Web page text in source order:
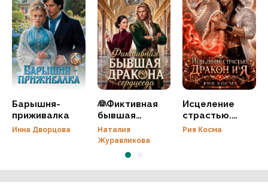
Барышня-
приживалка
Инна Дворцова
👰Фиктивная
бывшая
дракона-
сердцееда
Наталия
Журавликова
Исцеление
страстью.
Дракон и я
Рия Косма